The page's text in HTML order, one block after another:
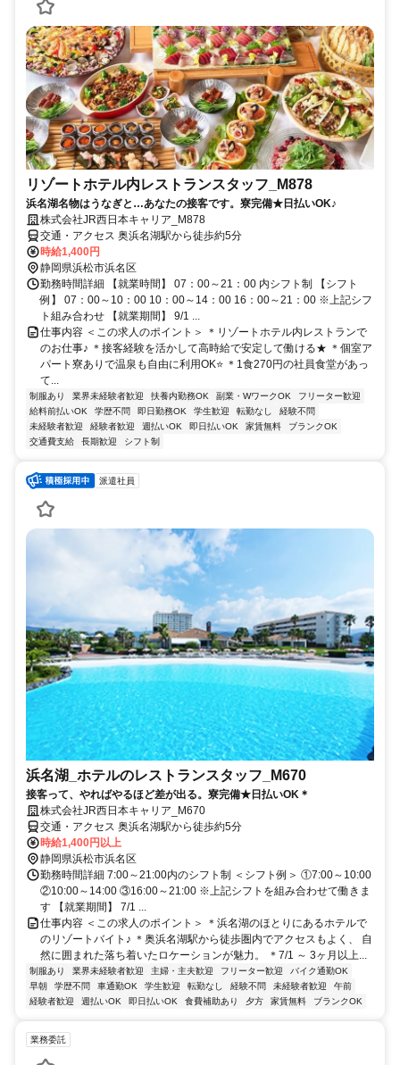
リゾートホテル内レストランスタッフ_M878
浜名湖名物はうなぎと…あなたの接客です。寮完備★日払いOK♪
株式会社JR西日本キャリア_M878
交通・アクセス 奥浜名湖駅から徒歩約5分
時給1,400円
静岡県浜松市浜名区
勤務時間詳細 【就業時間】 07：00～21：00 内シフト制 【シフト
例】 07：00～10：00 10：00～14：00 16：00～21：00 ※上記シフ
ト組み合わせ 【就業期間】 9/1 ...
仕事内容 ＜この求人のポイント＞ ＊リゾートホテル内レストランで
のお仕事♪ ＊接客経験を活かして高時給で安定して働ける★ ＊個室ア
パート寮ありで温泉も自由に利用OK⭐ ＊1食270円の社員食堂があっ
て...
制服あり 業界未経験者歓迎 扶養内勤務OK 副業・WワークOK
フリーター歓迎
給料前払いOK
学歴不問 即日勤務OK 学生歓迎 転勤なし
経験不問
未経験者歓迎
経験者歓迎 週払いOK 即日払いOK 家賃無料
ブランクOK
交通費支給
長期歓迎 シフト制
派遣社員
浜名湖_ホテルのレストランスタッフ_M670
接客って、やればやるほど差が出る。寮完備★日払いOK＊
株式会社JR西日本キャリア_M670
交通・アクセス 奥浜名湖駅から徒歩約5分
時給1,400円以上
静岡県浜松市浜名区
勤務時間詳細 7:00～21:00内のシフト制 ＜シフト例＞ ①7:00～10:00
②10:00～14:00 ③16:00～21:00 ※上記シフトを組み合わせて働きま
す 【就業期間】 7/1 ...
仕事内容 ＜この求人のポイント＞ ＊浜名湖のほとりにあるホテルで
のリゾートバイト♪ ＊奥浜名湖駅から徒歩圏内でアクセスもよく、 自
然に囲まれた落ち着いたロケーションが魅力。 ＊7/1 ～ 3ヶ月以上...
制服あり 業界未経験者歓迎 主婦・主夫歓迎 フリーター歓迎
バイク通勤OK
早朝
学歴不問 車通勤OK 学生歓迎 転勤なし 経験不問 未経験者歓迎
午前
経験者歓迎
週払いOK 即日払いOK 食費補助あり 夕方 家賃無料 ブランクOK
業務委託